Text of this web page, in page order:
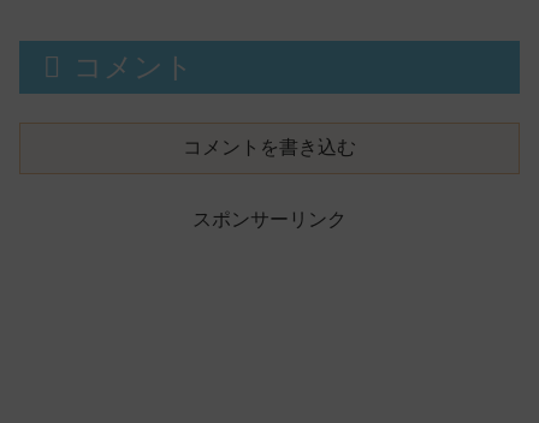
コメント
コメントを書き込む
スポンサーリンク